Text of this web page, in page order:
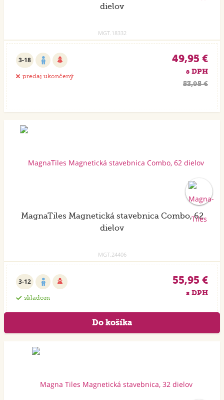
dielov
MGT.18332
3-18
predaj ukončený
49,95 €
s DPH
53,95 €
MagnaTiles Magnetická stavebnica Combo, 62
dielov
MGT.24406
3-12
skladom
55,95 €
s DPH